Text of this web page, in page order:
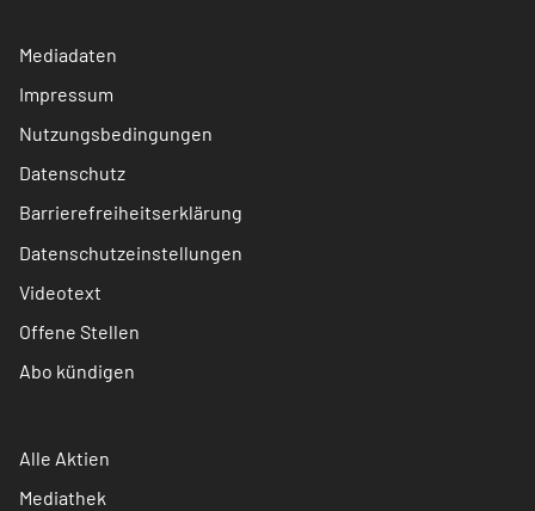
Mediadaten
Impressum
Nutzungsbedingungen
Datenschutz
Barrierefreiheitserklärung
Datenschutzeinstellungen
Videotext
Offene Stellen
Abo kündigen
Alle Aktien
Mediathek